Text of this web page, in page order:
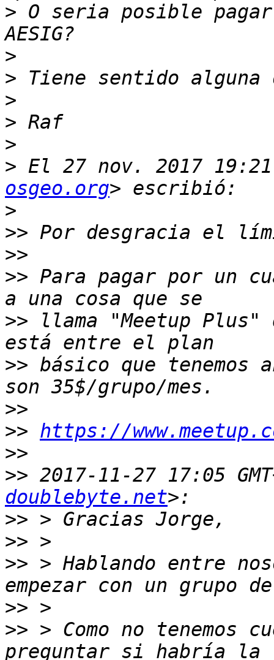
> O seria posible
>
>
>
>
>
> El 27 nov. 2017
osgeo.org
>
>>
>>
>> Para pagar por un
>> llama "Meetup Plus"
>> básico que
>>
>> https://
>>
>> 2017-11-27 17:05
doublebyte.net
>>
>>
>> > Hablando entre
>>
>> > Como no tenemos